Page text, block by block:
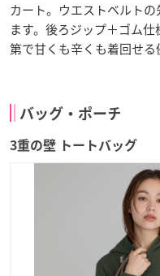
カート。ウエストベルト
ます。後ろジップ＋ゴム
第で甘くも辛くも着回せる
バッグ・ポーチ
3重の壁 トートバッグ